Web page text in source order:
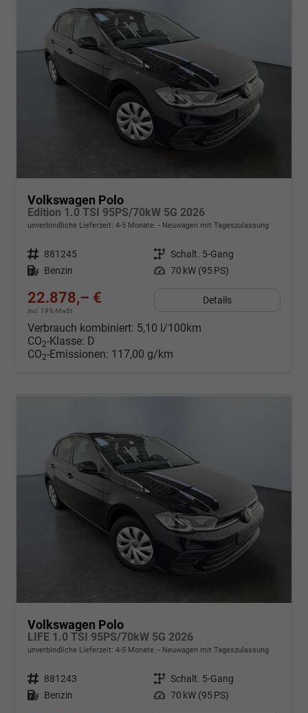
Volkswagen Polo
Edition 1.0 TSI 95PS/70kW 5G 2026
unverbindliche Lieferzeit: 4-5 Monate. Neuwagen mit Tageszulassung
Fahrzeugnr. 881245 Getriebe Schalt. 5-Gang
Kraftstoff Benzin Leistung 70 kW (95 PS)
22.878,– €
incl. 19% MwSt.
Details
Verbrauch kombiniert: 5,10 l/100km
CO2-Klasse: D
CO2-Emissionen: 117,00 g/km
Volkswagen Polo
LIFE 1.0 TSI 95PS/70kW 5G 2026
unverbindliche Lieferzeit: 4-5 Monate. Neuwagen mit Tageszulassung
Fahrzeugnr. 881243 Getriebe Schalt. 5-Gang
Kraftstoff Benzin Leistung 70 kW (95 PS)